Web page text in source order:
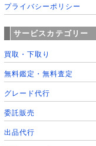
プライバシーポリシー
サービスカテゴリー
買取・下取り
無料鑑定・無料査定
グレード代行
委託販売
出品代行